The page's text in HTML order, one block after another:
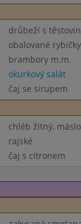
drůbeží s
obalované rybičky
brambory m.m.
okurkový salát
čaj se sirupem
chléb žitný, máslo
rajské
čaj s citronem